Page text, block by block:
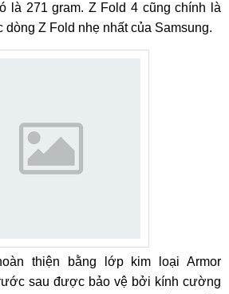
là 271 gram. Z Fold 4 cũng chính là
dòng Z Fold nhẹ nhất của Samsung.
thiện bằng lớp kim loại Armor
sau được bảo vệ bởi kính cường